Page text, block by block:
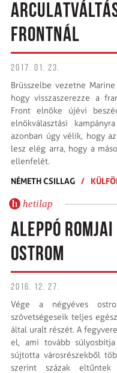
FRONTNÁL
2017. 01. 23.
Brüsszelbe vezetne
hogy visszaszerezze a
Front elnöke újévi
elnökválasztási
azonban úgy vélik, hogy
lesz elég arra, hogy a
ellenfelét.
NÉMETH CSILLAG /
hetilap
ALEPPÓ
OSTROM
2016. 12. 27.
Vége a négyéves
szövetségeseik teljes
által uralt részét. A
el, ami tovább
sújtotta városrészekből
szerint százak